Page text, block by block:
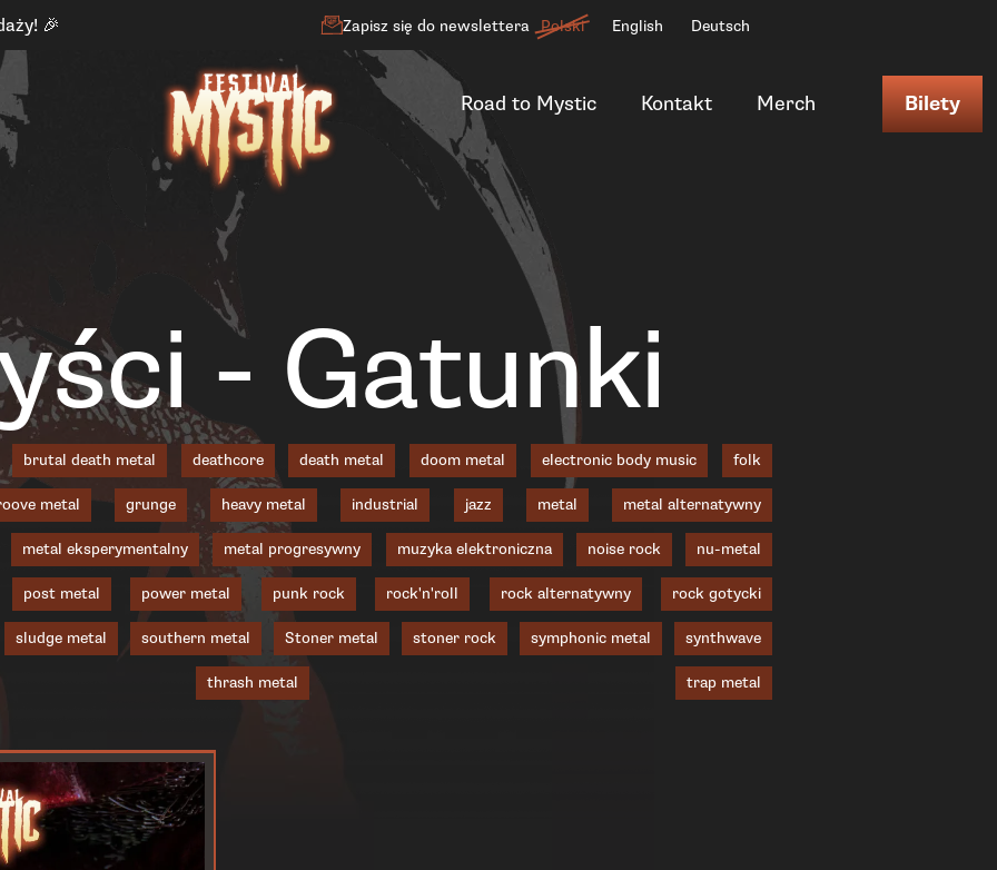
🎉 Zapisz się do newslettera Polski English Deutsch
Road to Mystic Kontakt Merch Bilety
- Gatunki
brutal death metal deathcore death metal doom metal electronic body music folk
metal grunge heavy metal industrial jazz metal metal alternatywny
metal eksperymentalny metal progresywny muzyka elektroniczna noise rock nu-metal
post metal power metal punk rock rock'n'roll rock alternatywny rock gotycki
sludge metal southern metal Stoner metal stoner rock symphonic metal synthwave
thrash metal trap metal